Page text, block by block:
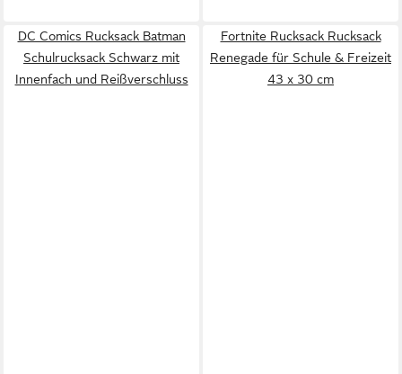
DC Comics Rucksack Batman
Schulrucksack Schwarz mit
Innenfach und Reißverschluss
Fortnite Rucksack Rucksack
Renegade für Schule & Freizeit
43 x 30 cm